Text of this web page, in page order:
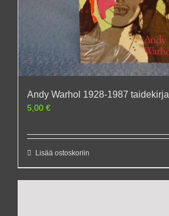
Andy Warhol 1928-1987 taidekirja
5,00 €
Lisää ostoskoriin